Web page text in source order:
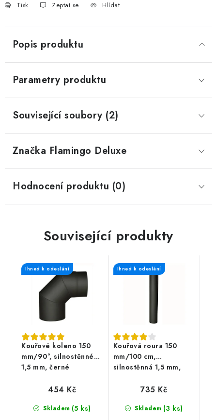
Tisk Zeptat se Hlídat
Popis produktu
Parametry produktu
Související soubory (2)
Značka Flamingo Deluxe
Hodnocení produktu (0)
Související produkty
Kouřové koleno 150
mm/90°, silnostěnné
1,5 mm, černé
Ihned k odeslání
Skladem (5 ks)
454 Kč
Kouřová roura 150
mm/100 cm,
silnostěnná 1,5 mm,
Ihned k odeslání
Skladem (3 ks)
735 Kč